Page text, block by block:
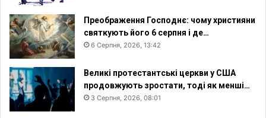
Преображення Господнє: чому християни
святкують його 6 серпня і де…
6 Серпня, 2026, 13:42
Великі протестантські церкви у США
продовжують зростати, тоді як менші…
3 Серпня, 2026, 08:01